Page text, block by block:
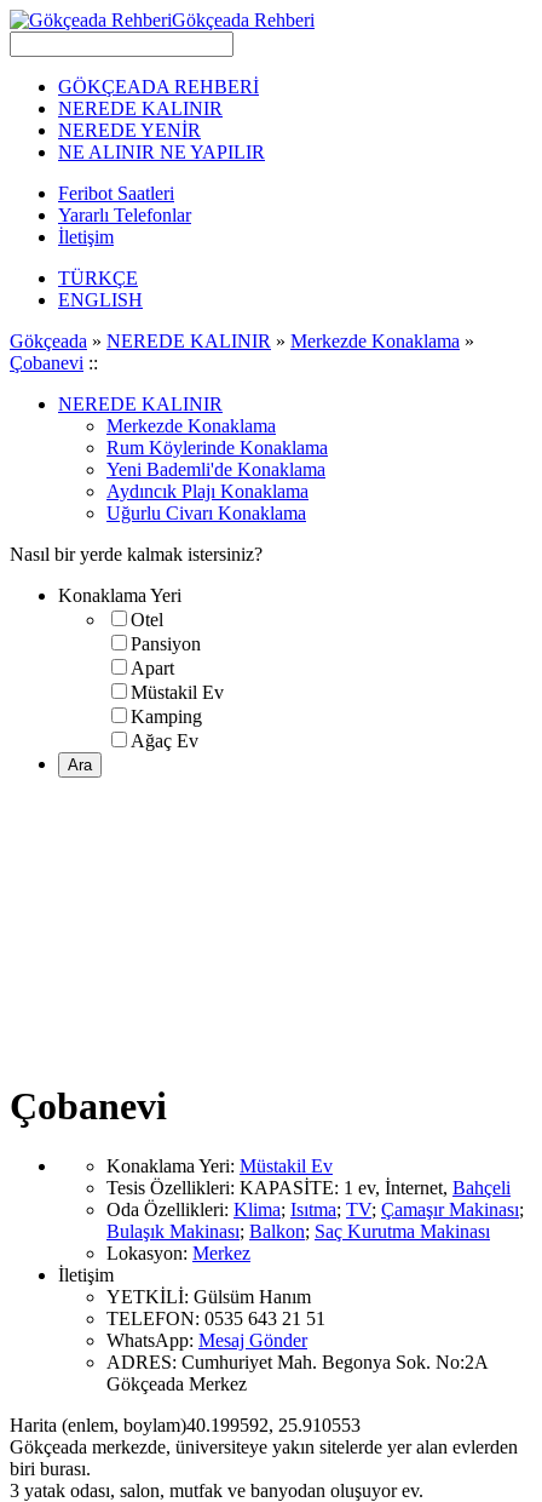
Gökçeada Rehberi
GÖKÇEADA REHBERİ
NEREDE KALINIR
NEREDE YENİR
NE ALINIR NE YAPILIR
Feribot Saatleri
Yararlı Telefonlar
İletişim
TÜRKÇE
ENGLISH
Gökçeada » NEREDE KALINIR » Merkezde Konaklama »
Çobanevi ::
NEREDE KALINIR
Merkezde Konaklama
Rum Köylerinde Konaklama
Yeni Bademli'de Konaklama
Aydıncık Plajı Konaklama
Uğurlu Civarı Konaklama
Nasıl bir yerde kalmak istersiniz?
Konaklama Yeri
Otel
Pansiyon
Apart
Müstakil Ev
Kamping
Ağaç Ev
Çobanevi
Konaklama Yeri: Müstakil Ev
Tesis Özellikleri: KAPASİTE: 1 ev, İnternet, Bahçeli
Oda Özellikleri: Klima; Isıtma; TV; Çamaşır Makinası;
Bulaşık Makinası; Balkon; Saç Kurutma Makinası
Lokasyon: Merkez
İletişim
YETKİLİ: Gülsüm Hanım
TELEFON: 0535 643 21 51
WhatsApp: Mesaj Gönder
ADRES: Cumhuriyet Mah. Begonya Sok. No:2A
Gökçeada Merkez
Harita (enlem, boylam)40.199592, 25.910553
Gökçeada merkezde, üniversiteye yakın sitelerde yer alan evlerden
biri burası.
3 yatak odası, salon, mutfak ve banyodan oluşuyor ev.